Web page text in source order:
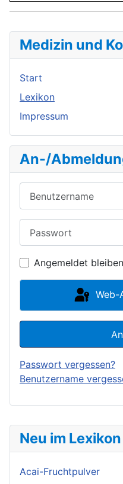
Neu im Lexikon
Acai-Fruchtpulver
Medizin und
Start
Lexikon
Impressum
An-/
Angemeldet bleiben
Web-
Passwort vergessen?
Benutzername